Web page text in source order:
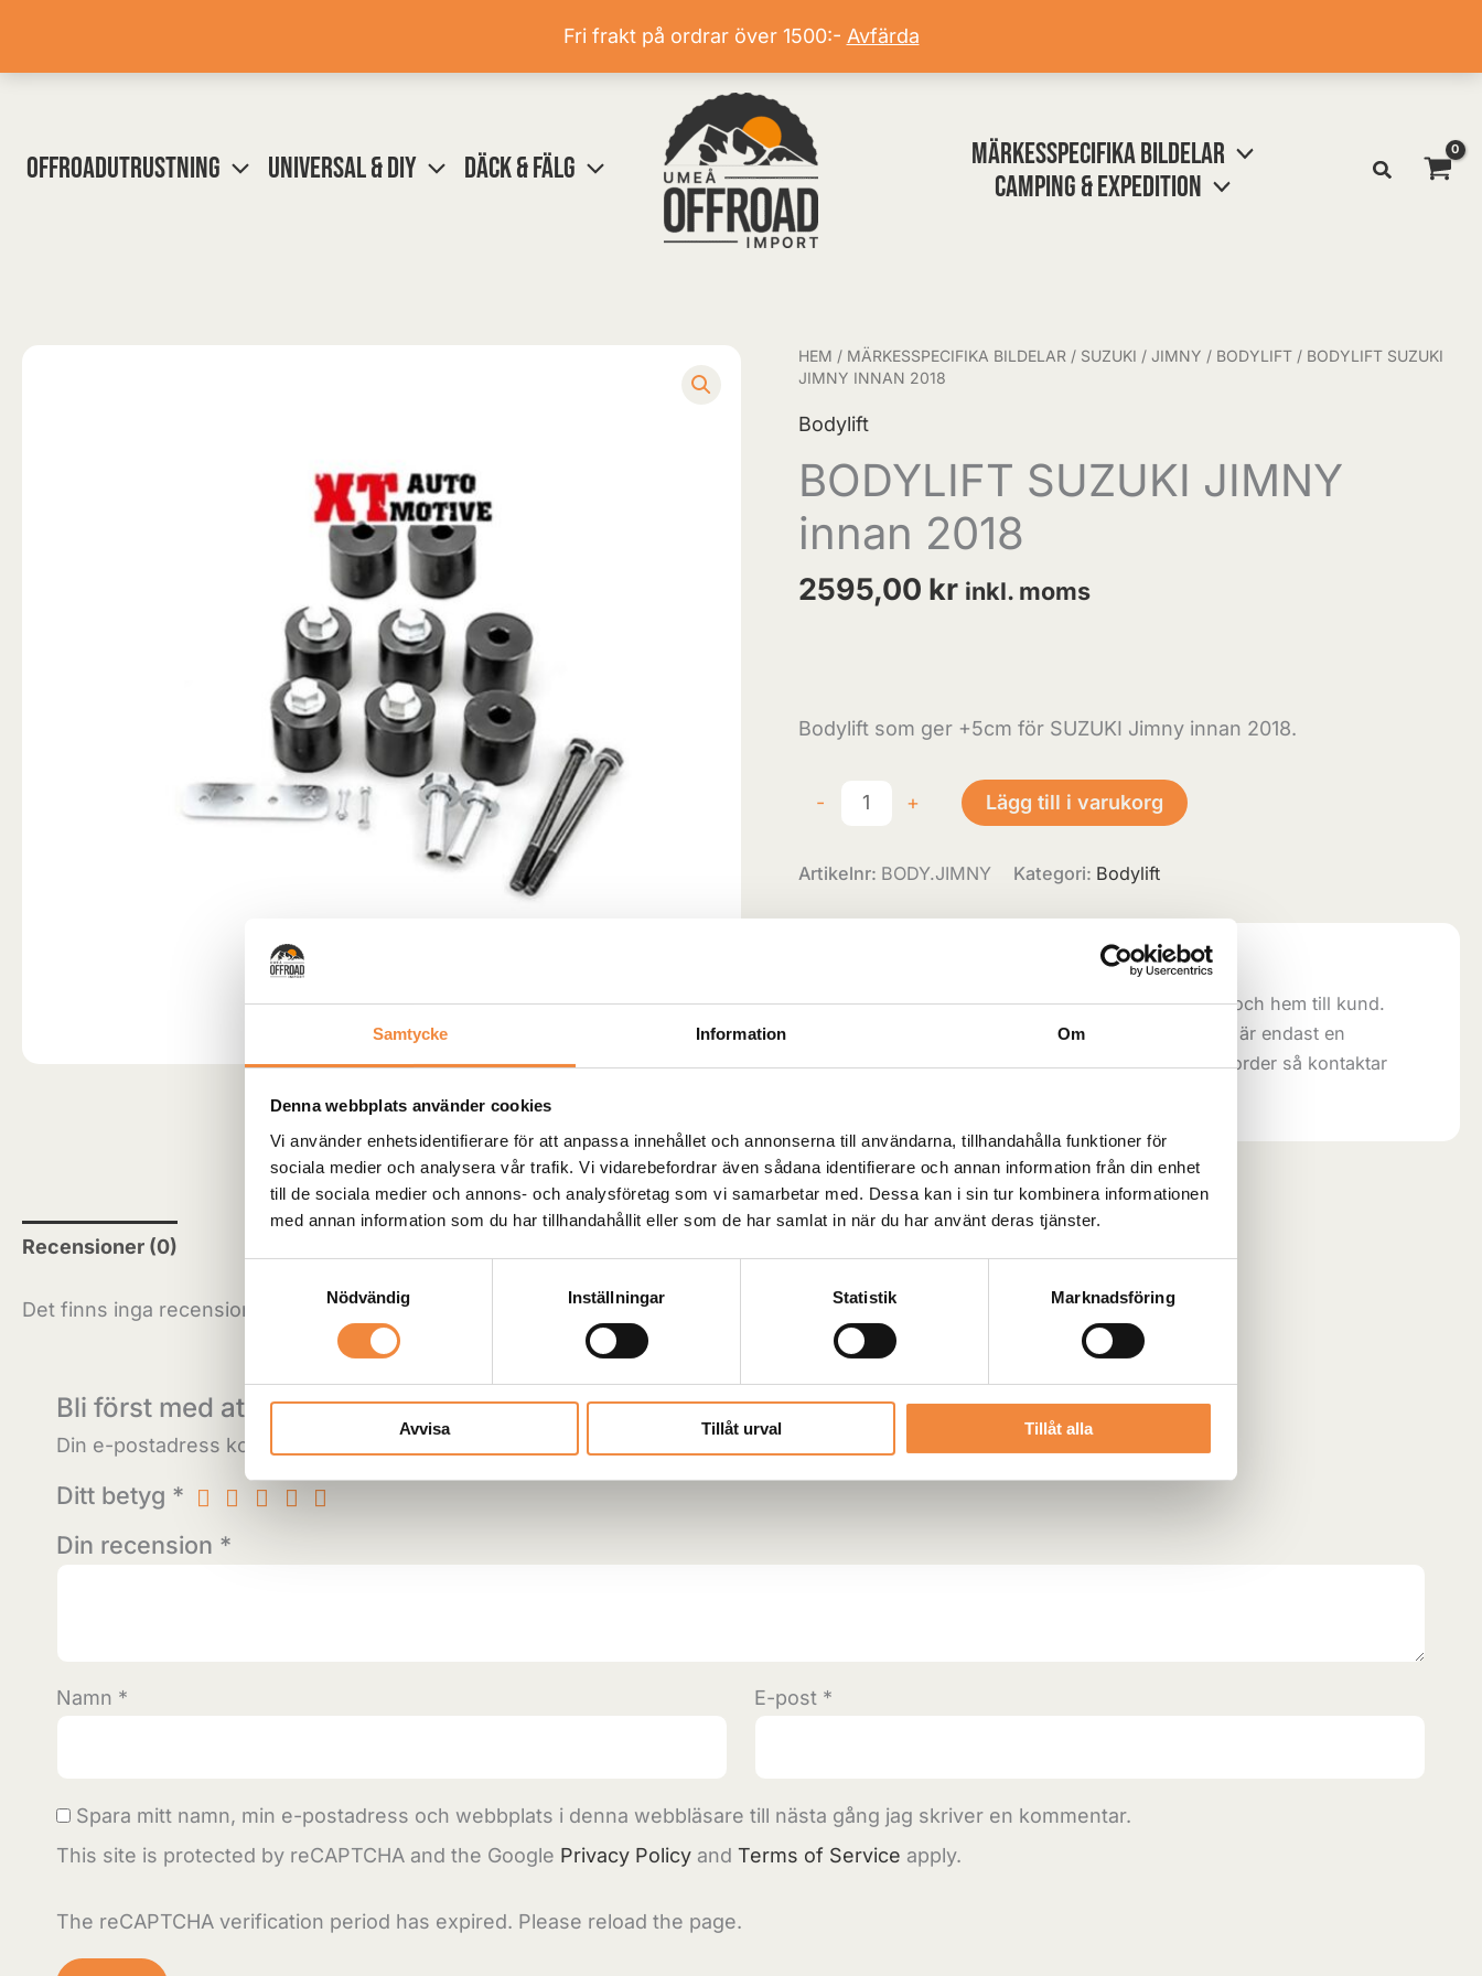
Samtycke Information Om
Denna webbplats använder cookies
Vi använder enhetsidentifierare för att anpassa innehållet och annonserna till användarna, tillhandahålla funktioner för
sociala medier och analysera vår trafik. Vi vidarebefordrar även sådana identifierare och annan information från din enhet
till de sociala medier och annons- och analysföretag som vi samarbetar med. Dessa kan i sin tur kombinera informationen
med annan information som du har tillhandahållit eller som de har samlat in när du har använt deras tjänster.
Nödvändig
Inställningar Statistik Marknadsföring
Avvisa Tillåt urval Tillåt alla
Fri frakt på ordrar över 1500:- Avfärda
OFFROADUTRUSTNING UNIVERSAL & DIY DÄCK & FÄLG
MÄRKESSPECIFIKA BILDELAR
CAMPING & EXPEDITION
HEM / MÄRKESSPECIFIKA BILDELAR / SUZUKI /JIMNY / BODYLIFT / BODYLIFT SUZUKI
JIMNY INNAN 2018
Bodylift
BODYLIFT SUZUKI JIMNY
innan 2018
2595,00 kr inkl. moms
Bodylift som ger +5cm för SUZUKI Jimny innan 2018.
-
BODYLIFT
JIMNY
innan
2018
mängd
+ Lägg till i varukorg
Artikelnr: BODY.JIMNY Kategori: Bodylift
Produkten skickas direkt ifrån vårt centrallager och hem till kund.
Leveranstid oftast 5-8 arbetsdagar. Lagersaldot är endast en
prognos och ifall varan är slut när vi fått in din order så kontaktar
Recensioner (0)
Det finns inga recensioner än.
Bli först med att recensera ”BODYLIFT SUZUKI JIMNY innan 2018”
Din e-postadress kommer inte publiceras.
Ditt betyg *
Din recension *
Namn * E-post *
Spara mitt namn, min e-postadress och webbplats i denna webbläsare till nästa gång jag skriver en kommentar.
This site is protected by reCAPTCHA and the Google Privacy Policy andTerms of Service apply.
The reCAPTCHA verification period has expired. Please reload the page.